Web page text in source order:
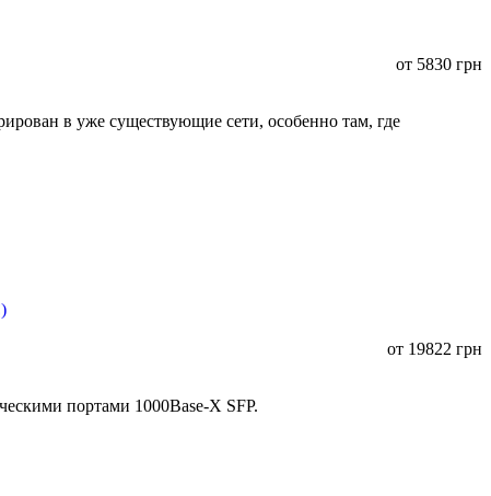
от 5830 грн
в уже существующие сети, особенно там, где
от 19822 грн
портами 1000Base-X SFP.